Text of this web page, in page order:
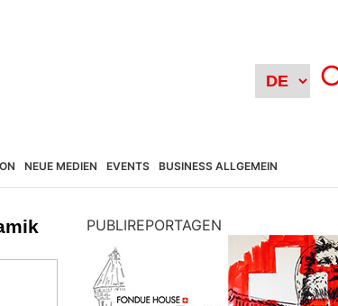
NEUE MEDIEN EVENTS BUSINESS ALLGEMEIN
PUBLIREPORTAGEN